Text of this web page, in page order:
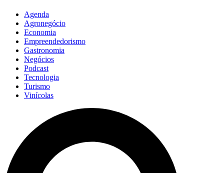
Agenda
Agronegócio
Economia
Empreendedorismo
Gastronomia
Negócios
Podcast
Tecnologia
Turismo
Vinícolas